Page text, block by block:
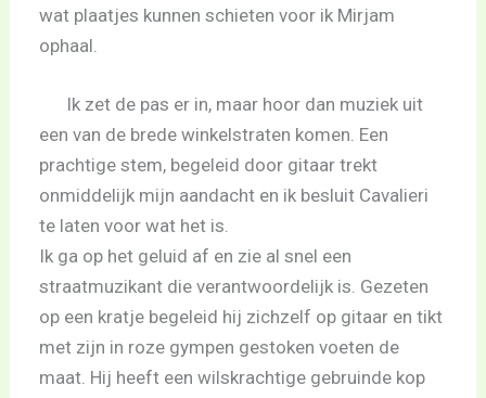
wat plaatjes kunnen schieten voor ik Mirjam
ophaal.
Ik zet de pas er in, maar hoor dan muziek uit
een van de brede winkelstraten komen. Een
prachtige stem, begeleid door gitaar trekt
onmiddelijk mijn aandacht en ik besluit Cavalieri
te laten voor wat het is.
Ik ga op het geluid af en zie al snel een
straatmuzikant die verantwoordelijk is. Gezeten
op een kratje begeleid hij zichzelf op gitaar en tikt
met zijn in roze gympen gestoken voeten de
maat. Hij heeft een wilskrachtige gebruinde kop